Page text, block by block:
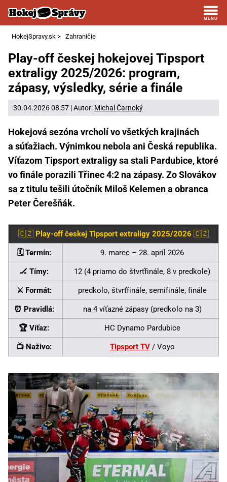
HokejSpravy.sk > Zahraničie
Play-off českej hokejovej Tipsport
extraligy 2025/2026: program,
zápasy, výsledky, série a finále
30.04.2026 08:57 | Autor: Michal Čarnoký
Hokejová sezóna vrcholí vo všetkých krajinách
a súťažiach. Výnimkou nebola ani Česká republika.
Víťazom Tipsport extraligy sa stali Pardubice, ktoré
vo finále porazili Třinec 4:2 na zápasy. Zo Slovákov
sa z titulu tešili útočník Miloš Kelemen a obranca
Peter Čerešňák.
🇨🇿 Play-off českej Tipsport extraligy 2025/2026 🇨🇿
🗓️ Termín: 9. marec – 28. apríl 2026
🏒 Tímy: 12 (4 priamo do štvrťfinále, 8 v predkole)
⚔️ Formát: predkolo, štvrťfinále, semifinále, finále
⏰ Pravidlá: na 4 víťazné zápasy (predkolo na 3)
🏆 Víťaz: HC Dynamo Pardubice
📺 Naživo: Tipsport TV/ Voyo